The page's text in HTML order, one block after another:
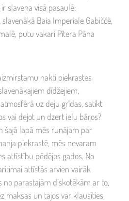
slavena visā pasaulē:
Baia Imperiale Gabiččē,
putu vakari Pītera Pāna
nakti piekrastes
dīdžejiem,
uz deju grīdas, satikt
vai dejot un dzert ielu bāros?
šajā lapā mēs runājam par
piekrastē, mēs nevaram
attīstību pēdējos gados. No
attīstās arvien vairāk
parastajām diskotēkām ar to,
maksas un tajos var klausīties